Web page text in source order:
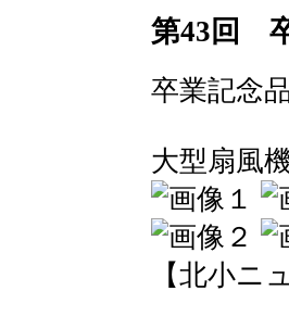
第43回
卒業記念
大型扇風
【北小ニ